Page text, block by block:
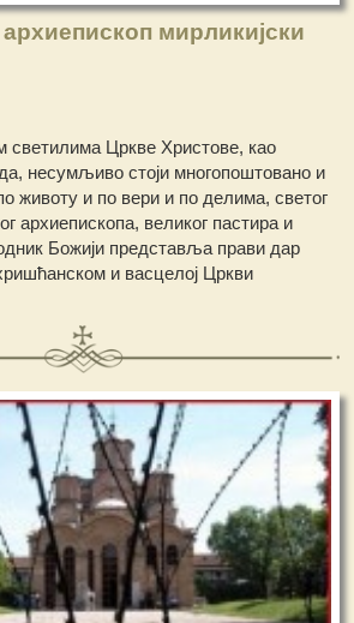
мирликијски
светилима Цркве Христове, као
несумљиво стоји многопоштовано и
животу и по вери и по делима, светог
архиепископа, великог пастира и
Божији представља прави дар
и васцелој Цркви